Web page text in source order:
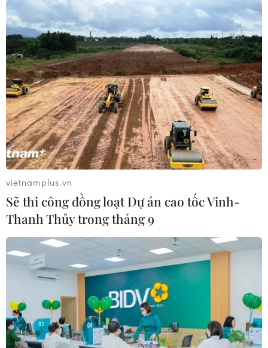
vietnamplus.vn
Sẽ thi công đồng loạt Dự án cao tốc Vinh-
Thanh Thủy trong tháng 9